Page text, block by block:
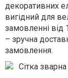
декоративних
вигідний для
замовленні від
– зручна
замовлення.